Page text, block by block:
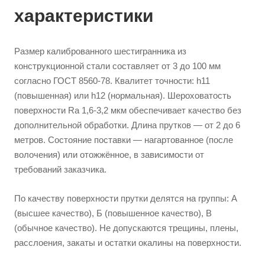
характеристики
Размер калиброванного шестигранника из
конструкционной стали составляет от 3 до 100 мм
согласно ГОСТ 8560-78. Квалитет точности: h11
(повышенная) или h12 (нормальная). Шероховатость
поверхности Ra 1,6-3,2 мкм обеспечивает качество без
дополнительной обработки. Длина прутков — от 2 до 6
метров. Состояние поставки — нагартованное (после
волочения) или отожжённое, в зависимости от
требований заказчика.
По качеству поверхности прутки делятся на группы: А
(высшее качество), Б (повышенное качество), В
(обычное качество). Не допускаются трещины, плены,
расслоения, закаты и остатки окалины на поверхности.